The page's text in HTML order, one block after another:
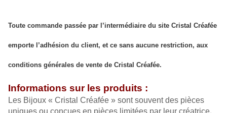
Toute commande passée par l’intermédiaire du site Cristal Créafée
emporte l’adhésion du client, et ce sans aucune restriction, aux
conditions générales de vente de Cristal Créafée.
Informations sur les produits :
Les Bijoux « Cristal Créafée » sont souvent des pièces
uniques ou conçues en pièces limitées par leur créatrice.